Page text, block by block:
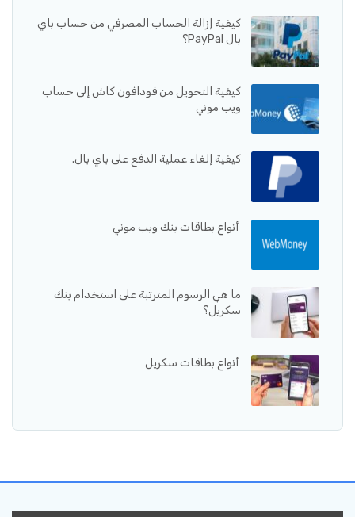
كيفية إزالة الحساب المصرفي من حساب باي
بال PayPal؟
كيفية التحويل من فودافون كاش إلى حساب
ويب موني
كيفية إلغاء عملية الدفع على باي بال.
أنواع بطاقات بنك ويب موني
ما هي الرسوم المترتبة على استخدام بنك
سكريل؟
أنواع بطاقات سكريل